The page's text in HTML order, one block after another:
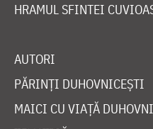
HRAMUL SFINTEI
AUTORI
PĂRINȚI DUHOVNICEȘTI
MAICI CU VIAȚĂ